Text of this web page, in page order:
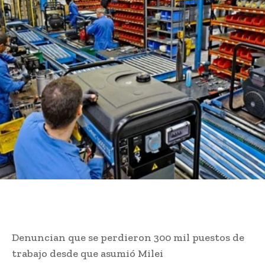
Denuncian que se perdieron 300 mil puestos de
trabajo desde que asumió Milei